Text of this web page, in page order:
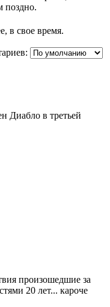
поздно.
в свое время.
Диабло в третьей
произошедшие за
20 лет... кароче